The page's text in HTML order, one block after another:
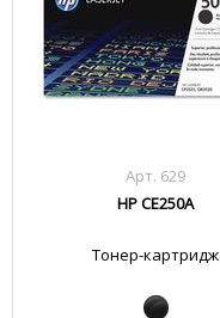
Арт. 629
HP CE250A
Тонер-картридж